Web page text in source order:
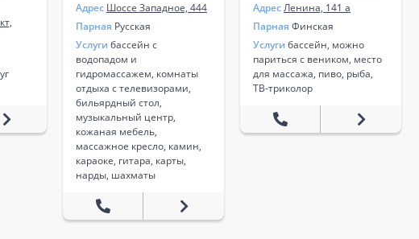
Адрес Шоссе Западное, 444
Парная Русская
Услуги бассейн с
водопадом и
гидромассажем, комнаты
отдыха с телевизорами,
бильярдный стол,
музыкальный центр,
кожаная мебель,
массажное кресло, камин,
караоке, гитара, карты,
нарды, шахматы
АдресЛенина, 141 а
Парная Финская
Услуги бассейн, можно
париться с веником, место
для массажа, пиво, рыба,
ТВ-триколор